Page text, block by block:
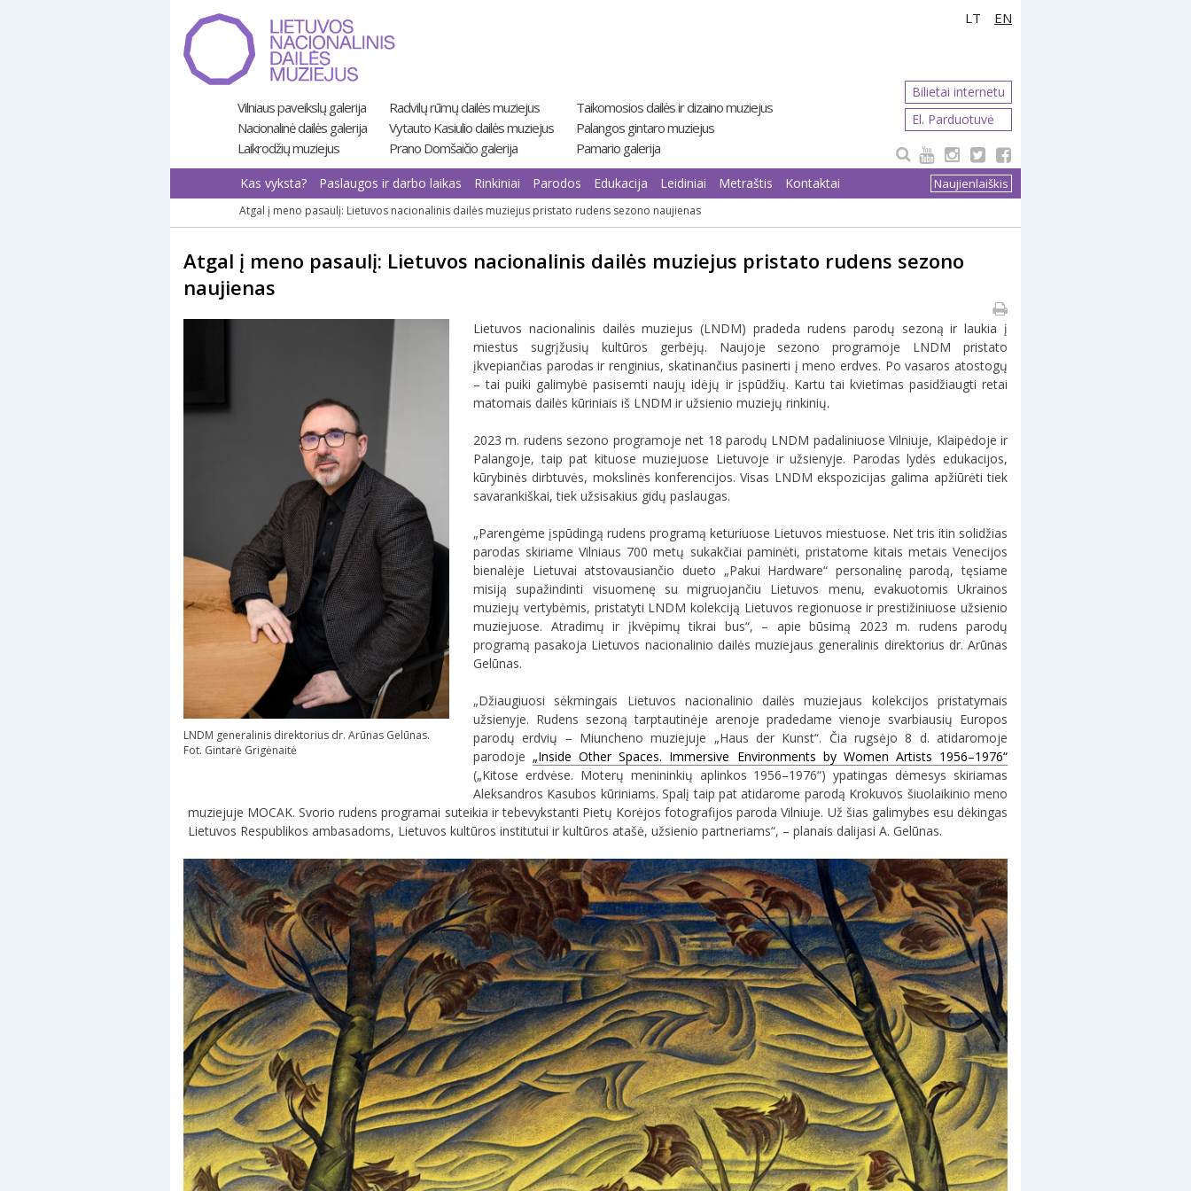
prie
turinio
LT EN
Vilniaus paveikslų galerija
Nacionalinė dailės galerija
Laikrodžių muziejus
Radvilų rūmų dailės muziejus
Vytauto Kasiulio dailės muziejus
Prano Domšaičio galerija
Taikomosios dailės ir dizaino muziejus
Palangos gintaro muziejus
Pamario galerija
Bilietai internetu
El. Parduotuvė
Naujienlaiškis
Kas vyksta? Paslaugos ir darbo laikas Rinkiniai Parodos Edukacija Leidiniai Metraštis Kontaktai
Atgal į meno pasaulį: Lietuvos nacionalinis dailės muziejus pristato rudens sezono naujienas
Atgal į meno pasaulį: Lietuvos nacionalinis dailės muziejus pristato rudens sezono
naujienas
LNDM generalinis direktorius dr. Arūnas Gelūnas.
Fot. Gintarė Grigėnaitė
Lietuvos nacionalinis dailės muziejus (LNDM) pradeda rudens parodų sezoną ir laukia į
miestus sugrįžusių kultūros gerbėjų. Naujoje sezono programoje LNDM pristato
įkvepiančias parodas ir renginius, skatinančius pasinerti į meno erdves. Po vasaros atostogų
– tai puiki galimybė pasisemti naujų idėjų ir įspūdžių. Kartu tai kvietimas pasidžiaugti retai
matomais dailės kūriniais iš LNDM ir užsienio muziejų rinkinių.
2023 m. rudens sezono programoje net 18 parodų LNDM padaliniuose Vilniuje, Klaipėdoje ir
Palangoje, taip pat kituose muziejuose Lietuvoje ir užsienyje. Parodas lydės edukacijos,
kūrybinės dirbtuvės, mokslinės konferencijos. Visas LNDM ekspozicijas galima apžiūrėti tiek
savarankiškai, tiek užsisakius gidų paslaugas.
„Parengėme įspūdingą rudens programą keturiuose Lietuvos miestuose. Net tris itin solidžias
parodas skiriame Vilniaus 700 metų sukakčiai paminėti, pristatome kitais metais Venecijos
bienalėje Lietuvai atstovausiančio dueto „Pakui Hardware“ personalinę parodą, tęsiame
misiją supažindinti visuomenę su migruojančiu Lietuvos menu, evakuotomis Ukrainos
muziejų vertybėmis, pristatyti LNDM kolekciją Lietuvos regionuose ir prestižiniuose užsienio
muziejuose. Atradimų ir įkvėpimų tikrai bus“, – apie būsimą 2023 m. rudens parodų
programą pasakoja Lietuvos nacionalinio dailės muziejaus generalinis direktorius dr. Arūnas
Gelūnas.
„Džiaugiuosi sėkmingais Lietuvos nacionalinio dailės muziejaus kolekcijos pristatymais
užsienyje. Rudens sezoną tarptautinėje arenoje pradedame vienoje svarbiausių Europos
parodų erdvių – Miuncheno muziejuje „Haus der Kunst“. Čia rugsėjo 8 d. atidaromoje
parodoje „Inside Other Spaces. Immersive Environments by Women Artists 1956–1976“
(„Kitose erdvėse. Moterų menininkių aplinkos 1956–1976“) ypatingas dėmesys skiriamas
Aleksandros Kasubos kūriniams. Spalį taip pat atidarome parodą Krokuvos šiuolaikinio meno
muziejuje MOCAK. Svorio rudens programai suteikia ir tebevykstanti Pietų Korėjos fotografijos paroda Vilniuje. Už šias galimybes esu dėkingas
Lietuvos Respublikos ambasadoms, Lietuvos kultūros institutui ir kultūros atašė, užsienio partneriams“, – planais dalijasi A. Gelūnas.